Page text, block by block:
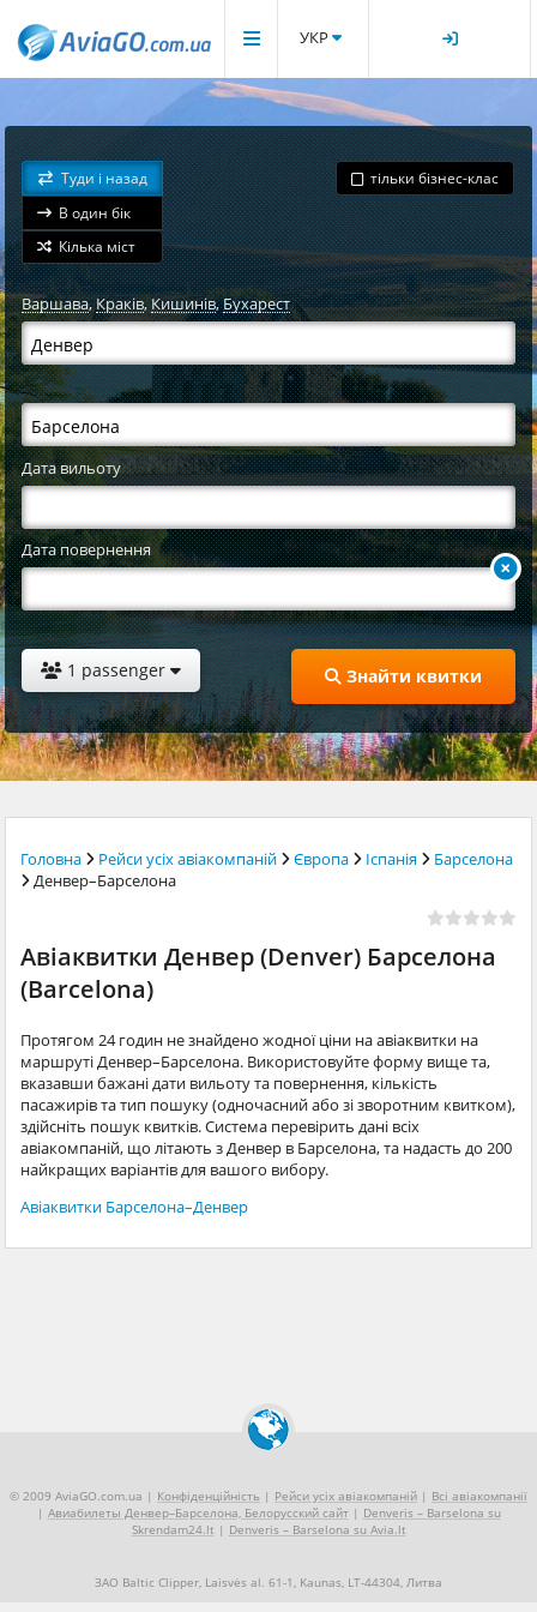
УКР
Туди і назад
В один бік
Кілька міст
тільки бізнес-клас
Варшава,Краків,Кишинів,Бухарест
Дата вильоту
Дата повернення
1 passenger Знайти квитки
Головна Рейси усіх авіакомпаній Європа Іспанія
Барселона
Денвер–Барселона
Авіаквитки Денвер (Denver) Барселона
(Barcelona)
Протягом 24 годин не знайдено жодної ціни на авіаквитки на
маршруті Денвер–Барселона. Використовуйте форму вище та,
вказавши бажані дати вильоту та повернення, кількість
пасажирів та тип пошуку (одночасний або зі зворотним квитком),
здійсніть пошук квитків. Система перевірить дані всіх
авіакомпаній, що літають з Денвер в Барселона, та надасть до 200
найкращих варіантів для вашого вибору.
Авіаквитки Барселона–Денвер
© 2009 AviaGO.com.ua | Конфіденційність | Рейси усіх авіакомпаній | Всі авіакомпанії
| Авиабилеты Денвер–Барселона, Белорусский сайт| Denveris – Barselona su
Skrendam24.lt | Denveris – Barselona su Avia.lt
ЗАО Baltic Clipper, Laisvės al. 61-1, Kaunas, LT-44304, Литва